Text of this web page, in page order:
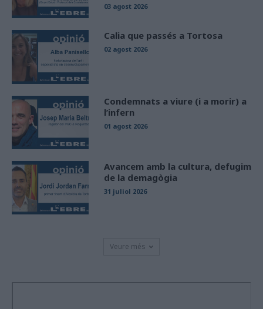
03 agost 2026
Calia que passés a Tortosa
02 agost 2026
Condemnats a viure (i a morir) a
l’infern
01 agost 2026
Avancem amb la cultura, defugim
de la demagògia
31 juliol 2026
Veure més